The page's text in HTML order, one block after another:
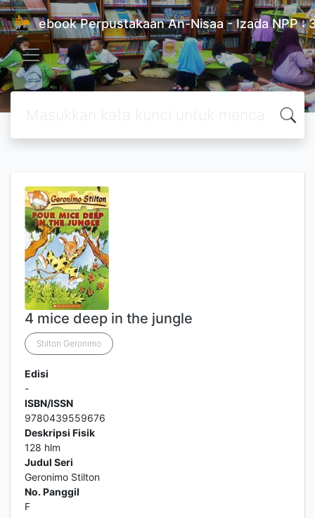
ebook Perpustakaan An-Nisaa - Izada NPP
4 mice deep in the jungle
Stilton Geronimo
Edisi
-
ISBN/ISSN
9780439559676
Deskripsi Fisik
128 hlm
Judul Seri
Geronimo Stilton
No. Panggil
F